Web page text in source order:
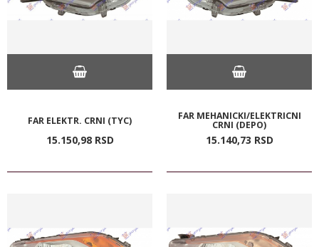
FAR ELEKTR. CRNI (TYC)
15.150,98 RSD
FAR MEHANICKI/ELEKTRICNI
CRNI (DEPO)
15.140,73 RSD